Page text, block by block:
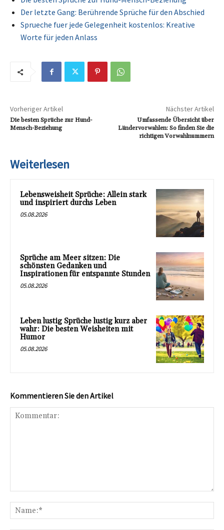
Der letzte Gang: Berührende Sprüche für den Abschied
Sprueche fuer jede Gelegenheit kostenlos: Kreative
Worte für jeden Anlass
Vorheriger Artikel
Die besten Sprüche zur Hund-
Mensch-Beziehung
Nächster Artikel
Umfassende Übersicht über
Ländervorwahlen: So finden Sie die
richtigen Vorwahlnummern
Weiterlesen
Lebensweisheit Sprüche: Allein stark
und inspiriert durchs Leben
05.08.2026
Sprüche am Meer sitzen: Die
schönsten Gedanken und
Inspirationen für entspannte Stunden
05.08.2026
Leben lustig Sprüche lustig kurz aber
wahr: Die besten Weisheiten mit
Humor
05.08.2026
Kommentieren Sie den Artikel